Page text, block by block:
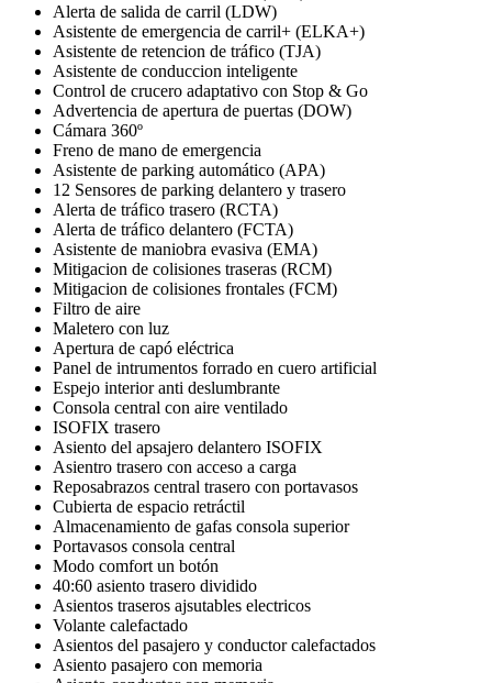
Alerta de salida de carril (LDW)
Asistente de emergencia de carril+ (ELKA+)
Asistente de retencion de tráfico (TJA)
Asistente de conduccion inteligente
Control de crucero adaptativo con Stop & Go
Advertencia de apertura de puertas (DOW)
Cámara 360º
Freno de mano de emergencia
Asistente de parking automático (APA)
12 Sensores de parking delantero y trasero
Alerta de tráfico trasero (RCTA)
Alerta de tráfico delantero (FCTA)
Asistente de maniobra evasiva (EMA)
Mitigacion de colisiones traseras (RCM)
Mitigacion de colisiones frontales (FCM)
Filtro de aire
Maletero con luz
Apertura de capó eléctrica
Panel de intrumentos forrado en cuero artificial
Espejo interior anti deslumbrante
Consola central con aire ventilado
ISOFIX trasero
Asiento del apsajero delantero ISOFIX
Asientro trasero con acceso a carga
Reposabrazos central trasero con portavasos
Cubierta de espacio retráctil
Almacenamiento de gafas consola superior
Portavasos consola central
Modo comfort un botón
40:60 asiento trasero dividido
Asientos traseros ajsutables electricos
Volante calefactado
Asientos del pasajero y conductor calefactados
Asiento pasajero con memoria